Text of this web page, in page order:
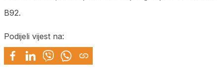
B92.
Podijeli vijest na: